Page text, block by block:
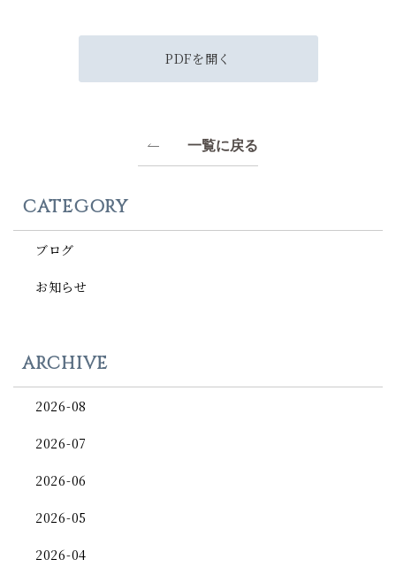
PDFを開く
一覧に戻る
CATEGORY
ブログ
お知らせ
ARCHIVE
2026-08
2026-07
2026-06
2026-05
2026-04